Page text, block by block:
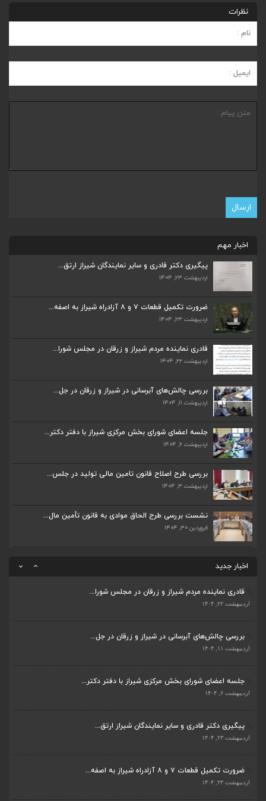
نظرات
اخبار مهم
پیگیری دکتر قادری و سایر نمایندگان شیراز ارتق...
اردیبهشت ۲۳, ۱۴۰۴
ضرورت تکمیل قطعات ۷ و ۸ آزادراه شیراز به اصفه...
اردیبهشت ۲۳, ۱۴۰۴
قادری نماینده مردم شیراز و زرقان در مجلس شورا...
اردیبهشت ۲۲, ۱۴۰۴
بررسی چالش‌های آبرسانی در شیراز و زرقان در جل...
اردیبهشت ۱۱, ۱۴۰۴
جلسه اعضای شورای بخش مرکزی شیراز با دفتر دکتر...
اردیبهشت ۶, ۱۴۰۴
بررسی طرح اصلاح قانون تامین مالی تولید در جلس...
اردیبهشت ۳, ۱۴۰۴
نشست بررسی طرح الحاق موادی به قانون تأمین مال...
فروردین ۳۰, ۱۴۰۴
اخبار جدید
ضرورت تکمیل قطعات ۷ و ۸ آزادراه شیراز به اصفه...
قادری نماینده مردم شیراز و زرقان در مجلس شورا...
بررسی چالش‌های آبرسانی در شیراز و زرقان در جل...
جلسه اعضای شورای بخش مرکزی شیراز با دفتر دکتر...
اردیبهشت ۶, ۱۴۰۴
پیگیری دکتر قادری و سایر نمایندگان شیراز ارتق...
اردیبهشت ۲۳, ۱۴۰۴
قادری نماینده مردم شیراز و زرقان در مجلس شورا...
اردیبهشت ۲۲, ۱۴۰۴
بررسی چالش‌های آبرسانی در شیراز و زرقان در جل...
اردیبهشت ۱۱, ۱۴۰۴
جلسه اعضای شورای بخش مرکزی شیراز با دفتر دکتر...
اردیبهشت ۶, ۱۴۰۴
پیگیری دکتر قادری و سایر نمایندگان شیراز ارتق...
اردیبهشت ۲۳, ۱۴۰۴
ضرورت تکمیل قطعات ۷ و ۸ آزادراه شیراز به اصفه...
اردیبهشت ۲۳, ۱۴۰۴
ضرورت تکمیل قطعات ۷ و ۸ آزادراه شیراز به اصفه...
قادری نماینده مردم شیراز و زرقان در مجلس شورا...
بررسی چالش‌های آبرسانی در شیراز و زرقان در جل...
جلسه اعضای شورای بخش مرکزی شیراز با دفتر دکتر...